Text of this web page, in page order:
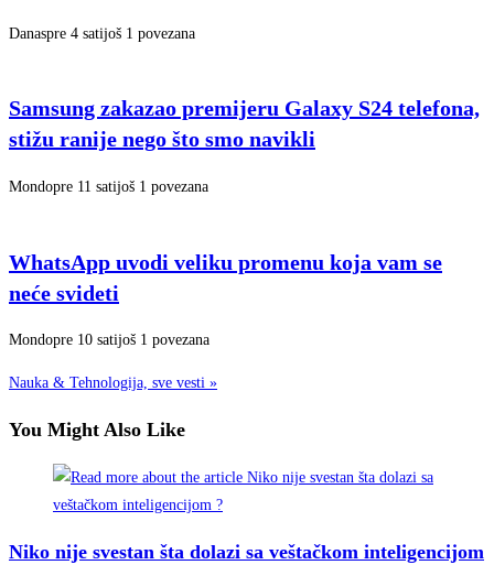
Danaspre 4 satijoš 1 povezana
Samsung zakazao premijeru Galaxy S24 telefona,
stižu ranije nego što smo navikli
Mondopre 11 satijoš 1 povezana
WhatsApp uvodi veliku promenu koja vam se
neće svideti
Mondopre 10 satijoš 1 povezana
Nauka & Tehnologija, sve vesti »
You Might Also Like
Niko nije svestan šta dolazi sa veštačkom inteligencijom